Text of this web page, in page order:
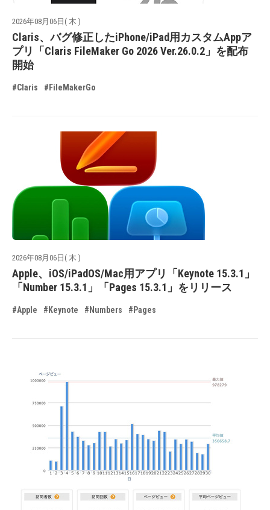
2026年08月06日( 木 )
Claris、バグ修正したiPhone/iPad用カスタムAppア
プリ「Claris FileMaker Go 2026 Ver.26.0.2」を配布
開始
#Claris #FileMakerGo
2026年08月06日( 木 )
Apple、iOS/iPadOS/Mac用アプリ「Keynote 15.3.1」
「Number 15.3.1」「Pages 15.3.1」をリリース
#Apple #Keynote #Numbers #Pages